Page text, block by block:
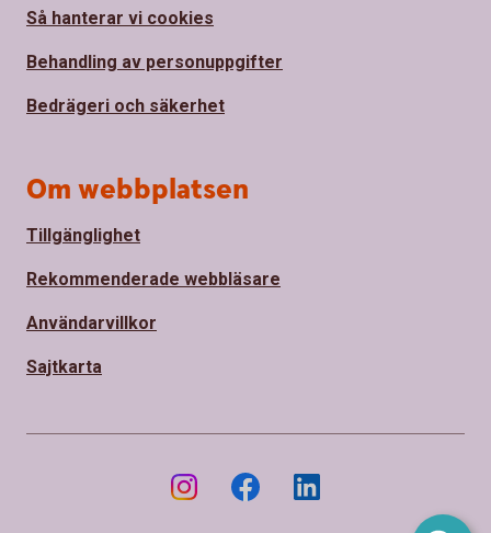
Så hanterar vi cookies
Behandling av personuppgifter
Bedrägeri och säkerhet
Om webbplatsen
Tillgänglighet
Rekommenderade webbläsare
Användarvillkor
Sajtkarta